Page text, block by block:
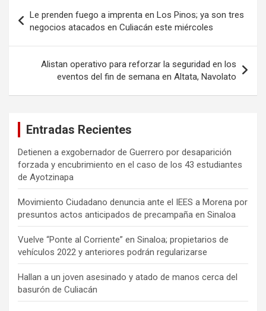
de
entradas
Le prenden fuego a imprenta en Los Pinos; ya son tres
negocios atacados en Culiacán este miércoles
Alistan operativo para reforzar la seguridad en los
eventos del fin de semana en Altata, Navolato
Entradas Recientes
Detienen a exgobernador de Guerrero por desaparición
forzada y encubrimiento en el caso de los 43 estudiantes
de Ayotzinapa
Movimiento Ciudadano denuncia ante el IEES a Morena por
presuntos actos anticipados de precampaña en Sinaloa
Vuelve “Ponte al Corriente” en Sinaloa; propietarios de
vehículos 2022 y anteriores podrán regularizarse
Hallan a un joven asesinado y atado de manos cerca del
basurón de Culiacán